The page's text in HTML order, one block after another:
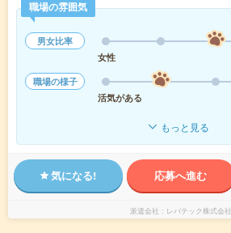
職場の雰囲気
男女比率
女性
職場の様子
活気がある
もっと見る
気になる! 応募へ進む
派遣会社 レバテック株式会社